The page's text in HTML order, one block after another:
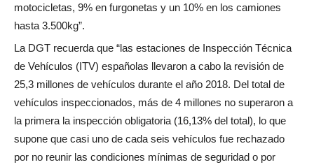
motocicletas, 9% en furgonetas y un 10% en los camiones
hasta 3.500kg”.
La DGT recuerda que “las estaciones de Inspección Técnica
de Vehículos (ITV) españolas llevaron a cabo la revisión de
25,3 millones de vehículos durante el año 2018. Del total de
vehículos inspeccionados, más de 4 millones no superaron a
la primera la inspección obligatoria (16,13% del total), lo que
supone que casi uno de cada seis vehículos fue rechazado
por no reunir las condiciones mínimas de seguridad o por